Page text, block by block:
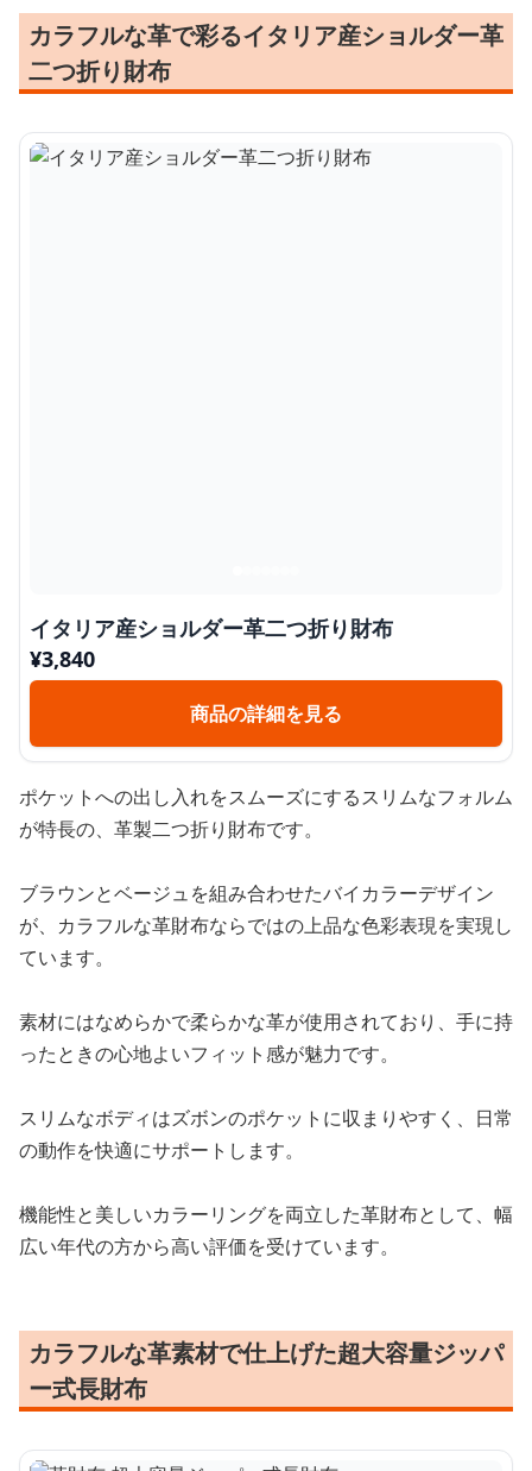
カラフルな革で彩るイタリア産ショルダー革
二つ折り財布
イタリア産ショルダー革二つ折り財布
¥3,840
商品の詳細を見る
ポケットへの出し入れをスムーズにするスリムなフォルム
が特長の、革製二つ折り財布です。
ブラウンとベージュを組み合わせたバイカラーデザイン
が、カラフルな革財布ならではの上品な色彩表現を実現し
ています。
素材にはなめらかで柔らかな革が使用されており、手に持
ったときの心地よいフィット感が魅力です。
スリムなボディはズボンのポケットに収まりやすく、日常
の動作を快適にサポートします。
機能性と美しいカラーリングを両立した革財布として、幅
広い年代の方から高い評価を受けています。
カラフルな革素材で仕上げた超大容量ジッパ
ー式長財布